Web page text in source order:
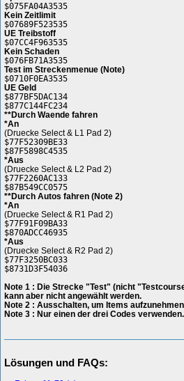
$075FA04A3535
Kein Zeitlimit
$07689F523535
UE Treibstoff
$07CC4F963535
Kein Schaden
$076FB71A3535
Test im Streckenmenue (Note)
$0710F0EA3535
UE Geld
$877BF5DAC134
$877C144FC234
**Durch Waende fahren
*An
(Druecke Select & L1 Pad 2)
$77F52309BE33
$87F5898C4535
*Aus
(Druecke Select & L2 Pad 2)
$77F2260AC133
$87B549CC0575
**Durch Autos fahren (Note 2)
*An
(Druecke Select & R1 Pad 2)
$77F91F09BA33
$870ADCC46935
*Aus
(Druecke Select & R2 Pad 2)
$77F3250BC033
$8731D3F54036
Note 1 : Die Strecke "Test" (nicht
kann aber nicht angewählt werden.
Note 2 : Ausschalten, um Items
Note 3 : Nur einen der drei Codes verwenden.
Lösungen und FAQs: